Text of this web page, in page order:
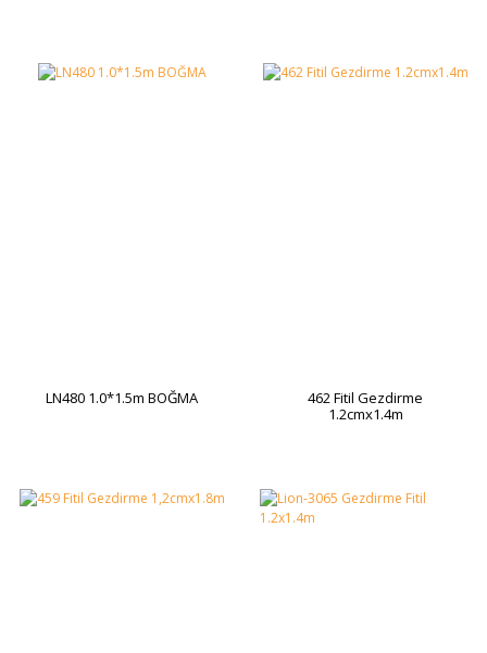
LN480 1.0*1.5m BOĞMA
462 Fitil Gezdirme
1.2cmx1.4m